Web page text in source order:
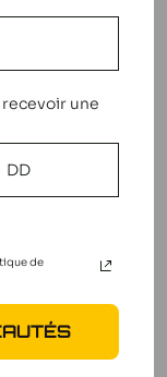
Filtres
une
de